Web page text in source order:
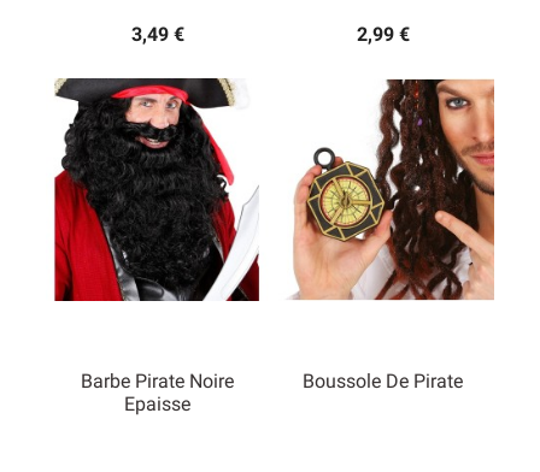
3,49 € 2,99 €
Barbe Pirate Noire
Epaisse
Boussole De Pirate